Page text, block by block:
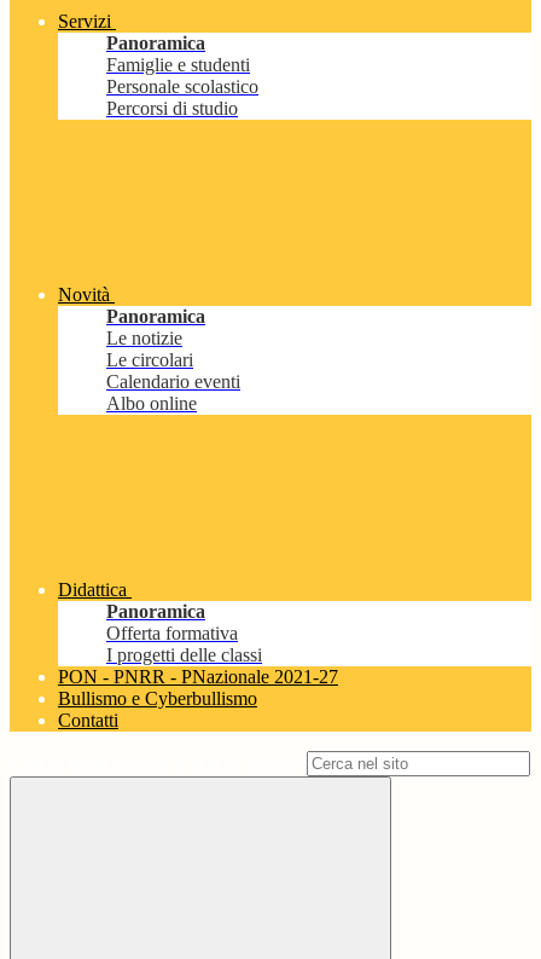
Servizi
Panoramica
Famiglie e studenti
Personale scolastico
Percorsi di studio
Novità
Panoramica
Le notizie
Le circolari
Calendario eventi
Albo online
Didattica
Panoramica
Offerta formativa
I progetti delle classi
PON - PNRR - PNazionale 2021-27
Bullismo e Cyberbullismo
Contatti